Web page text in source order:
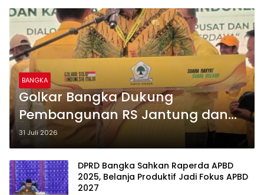
BANGKA
Golkar Bangka Dukung
Pembangunan RS Jantung dan
Stroke, Makmun: Ini Investasi
Masa Depan
31 Juli 2026
DPRD Bangka Sahkan Raperda APBD
2025, Belanja Produktif Jadi Fokus APBD
2027